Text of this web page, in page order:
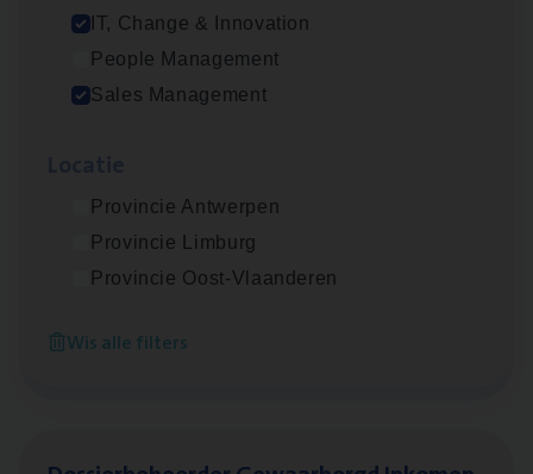
IT, Change & Innovation
People Management
Sales Management
Provincie Antwerpen
Provincie Limburg
Provincie Oost-Vlaanderen
Wis alle filters
Insu­ran­ce Bro­ker Trans­port
(Agi­le)ITPro­ject Manager
Antwerpen